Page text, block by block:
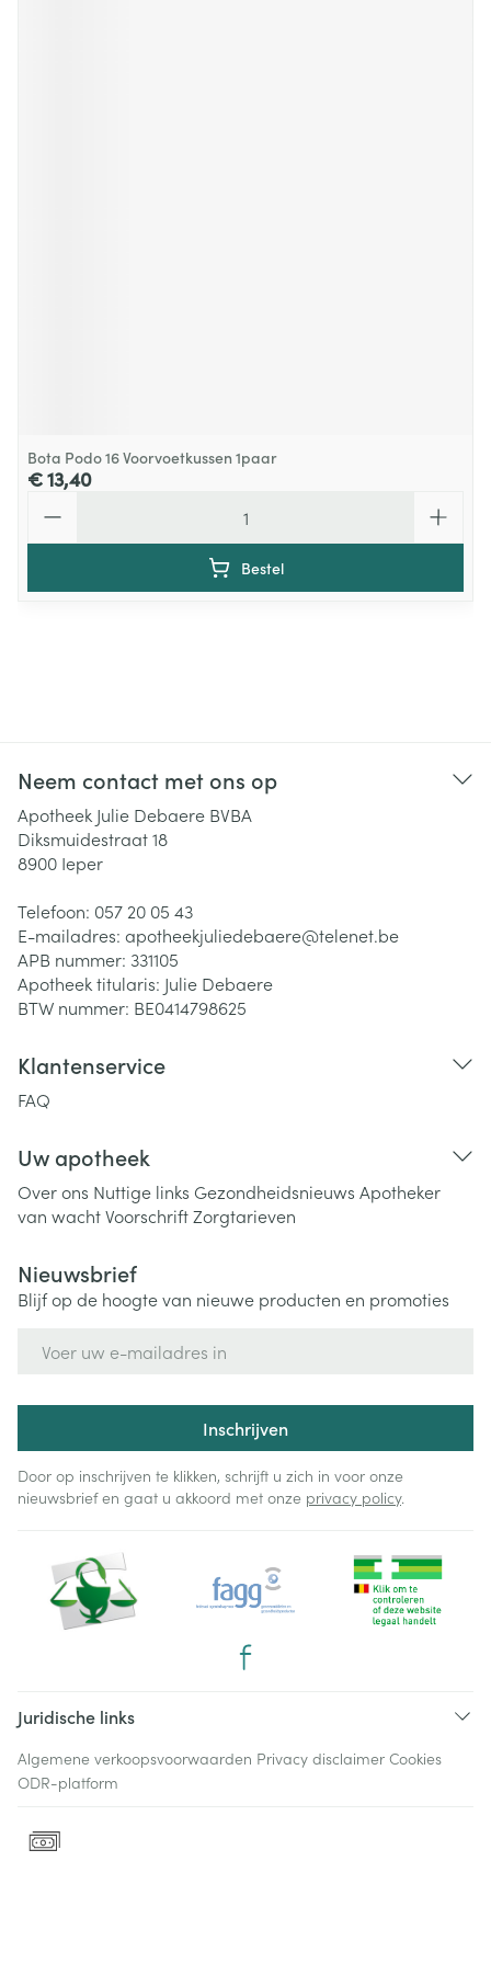
Bota Podo 16 Voorvoetkussen 1paar
€ 13,40
Bestel
Neem contact met ons op
Apotheek Julie Debaere BVBA
Diksmuidestraat 18
8900 Ieper
Telefoon: 057 20 05 43
E-mailadres: apotheekjuliedebaere@telenet.be
APB nummer: 331105
Apotheek titularis: Julie Debaere
BTW nummer: BE0414798625
Klantenservice
FAQ
Uw apotheek
Over ons Nuttige links Gezondheidsnieuws Apotheker
van wachtVoorschriftZorgtarieven
Nieuwsbrief
Blijf op de hoogte van nieuwe producten en promoties
Inschrijven
Door op inschrijven te klikken, schrijft u zich in voor onze
nieuwsbrief en gaat u akkoord met onze privacy policy.
Juridische links
Algemene verkoopsvoorwaarden Privacy disclaimer Cookies
ODR-platform